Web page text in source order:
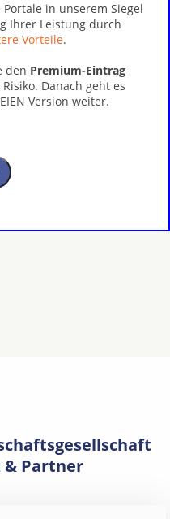
in unserem Siegel
Ihrer Leistung durch
Vorteile.
den Premium-Eintrag
Danach geht es
Version weiter.
& Partner